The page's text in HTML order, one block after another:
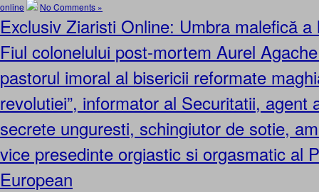
online
No Comments »
Exclusiv Ziaristi Online: Umbra malefică
Fiul colonelului post-mortem Aurel
pastorul imoral al bisericii reformate
revolutiei”, informator al Securitatii, agent
secrete unguresti, schingiutor de sotie,
vice presedinte orgiastic si orgasmatic al
European